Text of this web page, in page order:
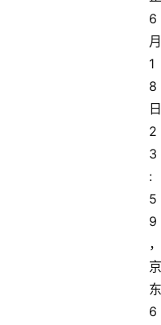
6
月
1
8
日
2
3
:
5
9
，
京
东
6